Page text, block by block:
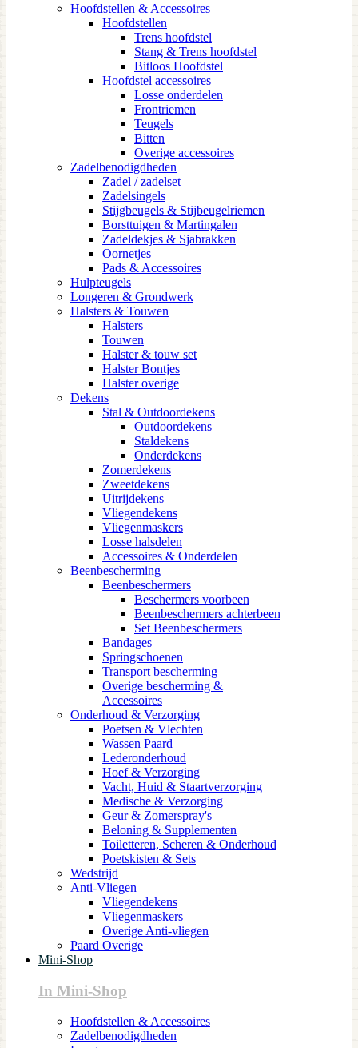
Hoofdstellen & Accessoires
Hoofdstellen
Trens hoofdstel
Stang & Trens hoofdstel
Bitloos Hoofdstel
Hoofdstel accessoires
Losse onderdelen
Frontriemen
Teugels
Bitten
Overige accessoires
Zadelbenodigdheden
Zadel / zadelset
Zadelsingels
Stijgbeugels & Stijbeugelriemen
Borsttuigen & Martingalen
Zadeldekjes & Sjabrakken
Oornetjes
Pads & Accessoires
Hulpteugels
Longeren & Grondwerk
Halsters & Touwen
Halsters
Touwen
Halster & touw set
Halster Bontjes
Halster overige
Dekens
Stal & Outdoordekens
Outdoordekens
Staldekens
Onderdekens
Zomerdekens
Zweetdekens
Uitrijdekens
Vliegendekens
Vliegenmaskers
Losse halsdelen
Accessoires & Onderdelen
Beenbescherming
Beenbeschermers
Beschermers voorbeen
Beenbeschermers achterbeen
Set Beenbeschermers
Bandages
Springschoenen
Transport bescherming
Overige bescherming &
Accessoires
Onderhoud & Verzorging
Poetsen & Vlechten
Wassen Paard
Lederonderhoud
Hoef & Verzorging
Vacht, Huid & Staartverzorging
Medische & Verzorging
Geur & Zomerspray's
Beloning & Supplementen
Toiletteren, Scheren & Onderhoud
Poetskisten & Sets
Wedstrijd
Anti-Vliegen
Vliegendekens
Vliegenmaskers
Overige Anti-vliegen
Paard Overige
Mini-Shop
In Mini-Shop
Hoofdstellen & Accessoires
Zadelbenodigdheden